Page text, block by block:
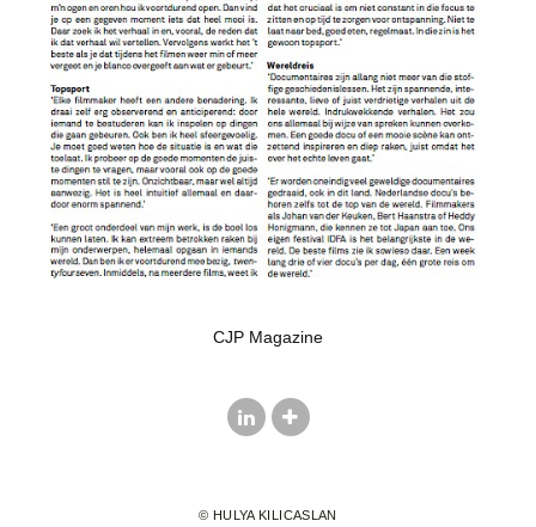
CJP Magazine
© HULYA KILICASLAN